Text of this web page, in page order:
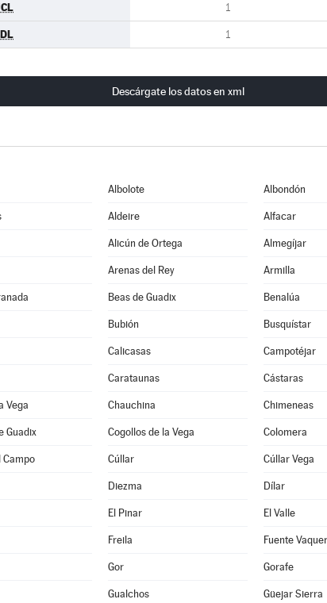
1
1
Descárgate los datos en xml
Albolote Albondón
Aldeire Alfacar
Alicún de Ortega Almegíjar
Arenas del Rey Armilla
Beas de Guadix Benalúa
Bubión Busquístar
Calicasas Campotéjar
Carataunas Cástaras
Vega Chauchina Chimeneas
Guadix Cogollos de la Vega Colomera
Campo Cúllar Cúllar Vega
Diezma Dílar
El Pinar El Valle
Freila Fuente
Gor Gorafe
Gualchos Güejar Sierra